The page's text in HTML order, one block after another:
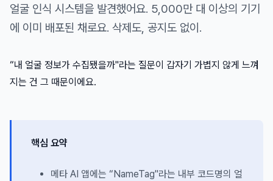
얼굴 인식 시스템을 발견했어요. 5,000만 대 이상의 기기
에 이미 배포된 채로요. 삭제도, 공지도 없이.
“내 얼굴 정보가 수집됐을까"라는 질문이 갑자기 가볍지 않게 느껴
지는 건 그 때문이에요.
핵심 요약
메타 AI 앱에는 “NameTag"라는 내부 코드명의 얼